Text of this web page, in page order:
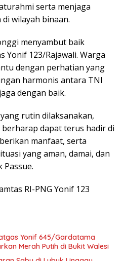
serta menjaga
wilayah binaan.
menyambut baik
Yonif 123/Rajawali. Warga
dengan perhatian yang
harmonis antara TNI
dengan baik.
rutin dilaksanakan,
berharap dapat terus hadir di
manfaat, serta
yang aman, damai, dan
RI-PNG Yonif 123
Yonif 645/Gardatama
Merah Putih di Bukit Walesi